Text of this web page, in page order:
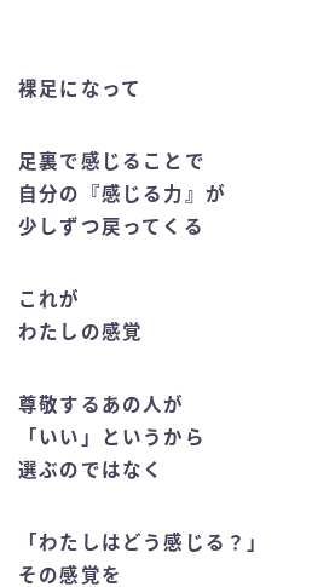
裸足になって
足裏で感じることで
自分の『感じる力』が
少しずつ戻ってくる
これが
わたしの感覚
尊敬するあの人が
「いい」というから
選ぶのではなく
「わたしはどう感じる？」
その感覚を